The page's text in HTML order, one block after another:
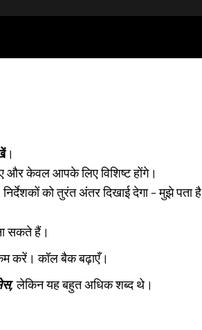
।
केवल आपके लिए विशिष्ट होंगे।
को तुरंत अंतर दिखाई देगा - मुझे
सकते हैं।
करें। कॉल बैक बढ़ाएँ।
लेकिन यह बहुत अधिक शब्द थे।